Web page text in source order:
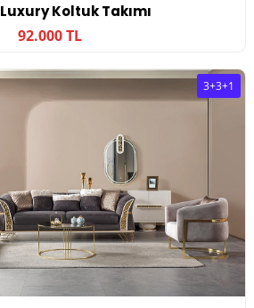
Koltuk Takımı
92.000 TL
3+3+1